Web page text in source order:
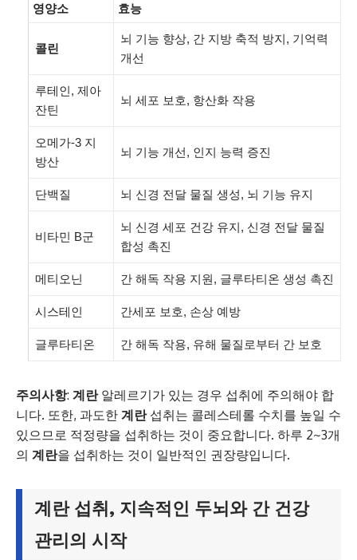
영양소 효능
콜린
뇌 기능 향상, 간 지방 축적 방지, 기억력
개선
루테인, 제아
잔틴
뇌 세포 보호, 항산화 작용
오메가-3 지
방산
뇌 기능 개선, 인지 능력 증진
단백질 뇌 신경 전달 물질 생성, 뇌 기능 유지
비타민 B군
뇌 신경 세포 건강 유지, 신경 전달 물질
합성 촉진
메티오닌 간 해독 작용 지원, 글루타티온 생성 촉진
시스테인 간세포 보호, 손상 예방
글루타티온 간 해독 작용, 유해 물질로부터 간 보호
주의사항: 계란알레르기가 있는 경우 섭취에 주의해야 합
니다. 또한, 과도한 계란섭취는 콜레스테롤 수치를 높일 수
있으므로 적정량을 섭취하는 것이 중요합니다. 하루 2~3개
의 계란을 섭취하는 것이 일반적인 권장량입니다.
계란섭취, 지속적인 두뇌 와 간건강
관리의 시작